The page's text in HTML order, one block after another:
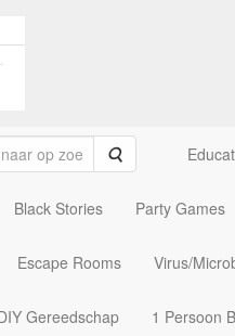
Zoeken
Black Stories Party Games
Escape Rooms Virus/
Gereedschap 1 Persoon